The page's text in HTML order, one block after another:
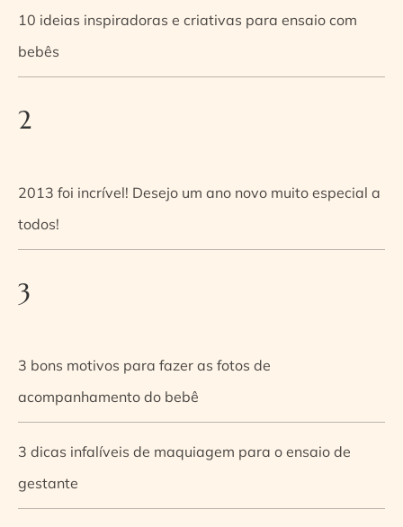
10 ideias inspiradoras e criativas para ensaio com
bebês
2
2013 foi incrível! Desejo um ano novo muito especial a
todos!
3
3 bons motivos para fazer as fotos de
acompanhamento do bebê
3 dicas infalíveis de maquiagem para o ensaio de
gestante